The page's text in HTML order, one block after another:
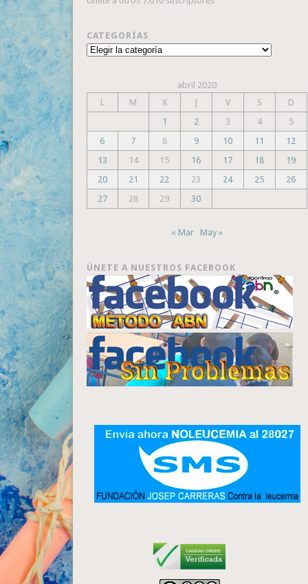
CATEGORÍAS
Categorías
abril 2020
L
M X J V S
D
1
2 3 4
5
6
7 8 9 10 11
12
13
14 15 16 17 18
19
20
21 22 23 24 25
26
27
28 29 30
« Mar May »
ÚNETE A NUESTROS FACEBOOK